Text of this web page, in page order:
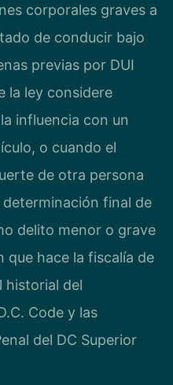
corporales graves a
de conducir bajo
previas por DUI
la ley considere
influencia con un
o cuando el
de otra persona
final de
delito menor o grave
que hace la fiscalía de
historial del
Code y las
del DC Superior